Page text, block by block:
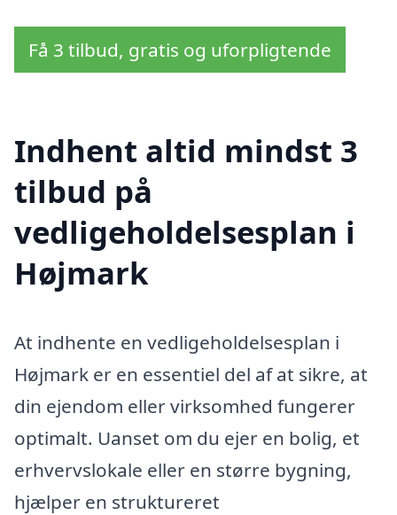
Få 3 tilbud, gratis og uforpligtende
Indhent altid mindst 3
tilbud på
vedligeholdelsesplan i
Højmark
At indhente en vedligeholdelsesplan i
Højmark er en essentiel del af at sikre, at
din ejendom eller virksomhed fungerer
optimalt. Uanset om du ejer en bolig, et
erhvervslokale eller en større bygning,
hjælper en struktureret